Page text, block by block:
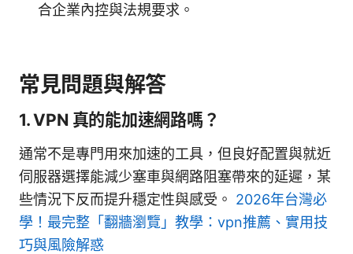
合企業內控與法規要求。
常見問題與解答
1. VPN 真的能加速網路嗎？
通常不是專門用來加速的工具，但良好配置與就近
伺服器選擇能減少塞車與網路阻塞帶來的延遲，某
些情況下反而提升穩定性與感受。 2026年台灣必
學！最完整「翻牆瀏覽」教學：vpn推薦、實用技
巧與風險解惑